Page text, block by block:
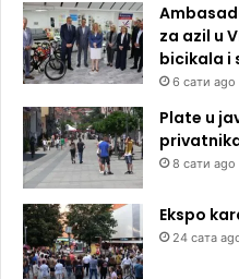
za azil u
bicikala i
6 сати ago
Plate u
8 сати ago
Ekspo
24 сата